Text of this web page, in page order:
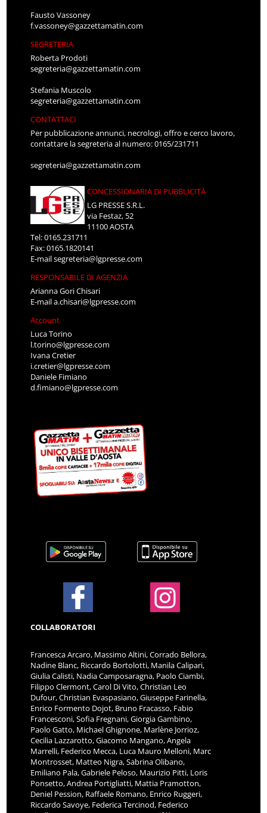
Fausto Vassoney
f.vassoney@gazzettamatin.com
SEGRETERIA
Roberta Prodoti
segreteria@gazzettamatin.com
Stefania Muscolo
segreteria@gazzettamatin.com
CONTATTACI
Per pubblicazione annunci, necrologi, offro e cerco lavoro,
contattare la segreteria al numero: 0165/231711
segreteria@gazzettamatin.com
CONCESSIONARIA DI PUBBLICITÀ
LG PRESSE S.R.L.
via Festaz, 52
11100 AOSTA
Tel: 0165.231711
Fax: 0165.1820141
E-mailsegreteria@lgpresse.com
RESPONSABILE DI AGENZIA
Arianna Gori Chisari
E-maila.chisari@lgpresse.com
Account
Luca Torino
l.torino@lgpresse.com
Ivana Cretier
i.cretier@lgpresse.com
Daniele Fimiano
d.fimiano@lgpresse.com
COLLABORATORI
Francesca Arcaro, Massimo Altini, Corrado Bellora,
Nadine Blanc, Riccardo Bortolotti, Manila Calipari,
Giulia Calisti, Nadia Camposaragna, Paolo Ciambi,
Filippo Clermont, Carol Di Vito, Christian Leo
Dufour, Christian Evaspasiano, Giuseppe Farinella,
Enrico Formento Dojot, Bruno Fracasso, Fabio
Francesconi, Sofia Fregnani, Giorgia Gambino,
Paolo Gatto, Michael Ghignone, Marlène Jorrioz,
Cecilia Lazzarotto, Giacomo Mangano, Angela
Marrelli, Federico Mecca, Luca Mauro Melloni, Marc
Montrosset, Matteo Nigra, Sabrina Olibano,
Emiliano Pala, Gabriele Peloso, Maurizio Pitti, Loris
Ponsetto, Andrea Portigliatti, Mattia Pramotton,
Deniel Pession, Raffaele Romano, Enrico Ruggeri,
Riccardo Savoye, Federica Tercinod, Federico